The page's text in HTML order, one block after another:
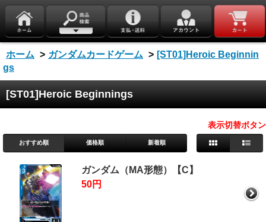
ホーム > ガンダムカードゲーム > [ST01]Heroic Beginnin
gs
[ST01]Heroic Beginnings
表示切替ボタン
おすすめ順 価格順 新着順
ガンダム（MA形態）【C】
50円